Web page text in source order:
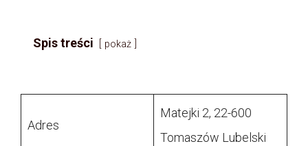
Spis treści pokaż
Adres
Matejki 2, 22-600
Tomaszów Lubelski